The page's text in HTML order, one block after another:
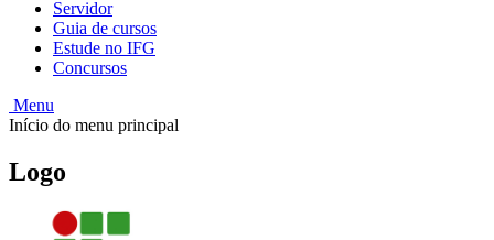
Servidor
Guia de cursos
Estude no IFG
Concursos
Menu
Início do menu principal
Logo